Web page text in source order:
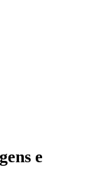
e